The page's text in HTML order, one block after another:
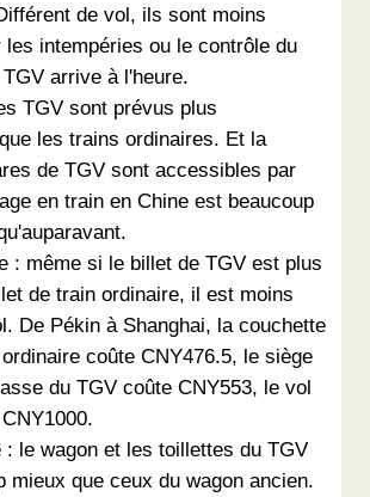
de vol, ils sont moins
les intempéries ou le contrôle du
arrive à l'heure.
TGV sont prévus plus
les trains ordinaires. Et la
de TGV sont accessibles par
en train en Chine est beaucoup
: même si le billet de TGV est plus
de train ordinaire, il est moins
De Pékin à Shanghai, la couchette
coûte CNY476.5, le siège
du TGV coûte CNY553, le vol
: le wagon et les toillettes du TGV
mieux que ceux du wagon ancien.